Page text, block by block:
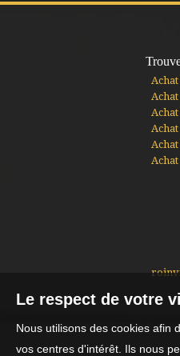
Le respect de votre
Nous utilisons des cookies afin
vos centres d'intérêt. Ils nous